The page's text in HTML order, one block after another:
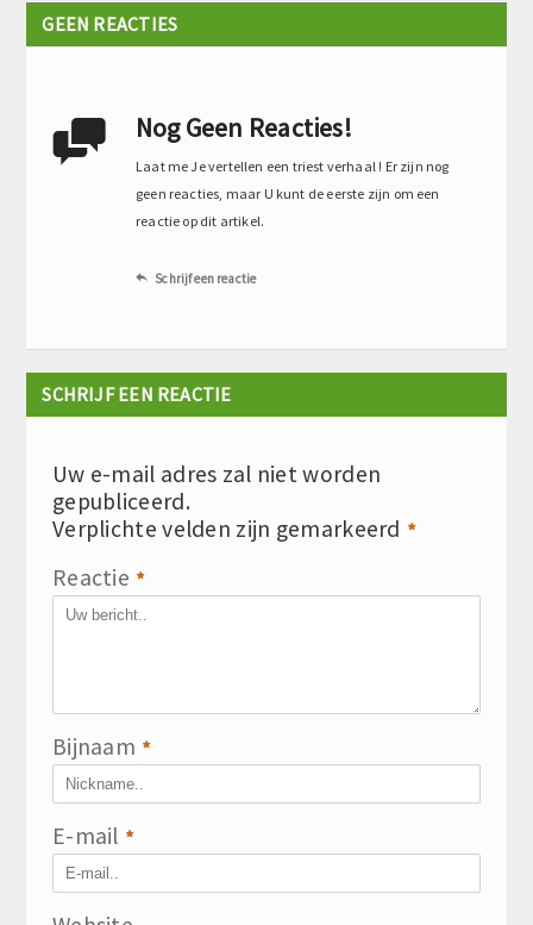
GEEN REACTIES
 Nog Geen Reacties!
Laat me Je vertellen een triest verhaal ! Er zijn nog
geen reacties, maar U kunt de eerste zijn om een
reactie op dit artikel.
 Schrijf een reactie
SCHRIJF EEN REACTIE
Uw e-mail adres zal niet worden
gepubliceerd.
Verplichte velden zijn gemarkeerd *
Reactie *
Bijnaam *
E-mail *